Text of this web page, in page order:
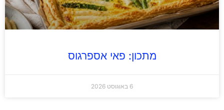
מתכון: פאי אספרגוס
6 באוגוסט 2026